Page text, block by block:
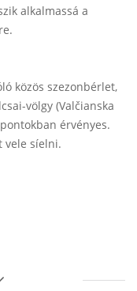
alkalmassá a
közös szezonbérlet,
völgy (Valčianska
érvényes.
vele síelni.